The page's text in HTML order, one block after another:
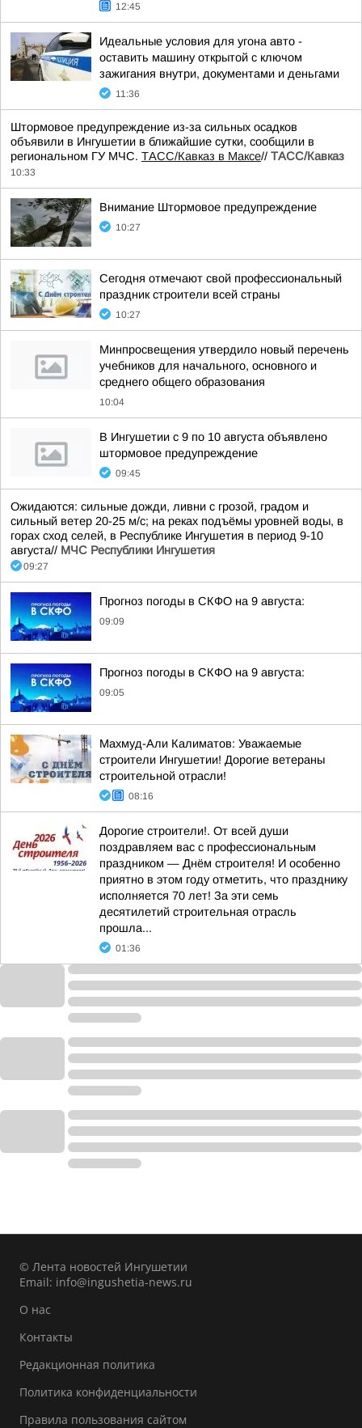
12:45
Идеальные условия для угона авто -
оставить машину открытой с ключом
зажигания внутри, документами и деньгами
11:36
Штормовое предупреждение из-за сильных осадков
объявили в Ингушетии в ближайшие сутки, сообщили в
региональном ГУ МЧС. ТАСС/Кавказ в Максе// ТАСС/Кавказ
10:33
Внимание Штормовое предупреждение
10:27
Сегодня отмечают свой профессиональный
праздник строители всей страны
10:27
Минпросвещения утвердило новый перечень
учебников для начального, основного и
среднего общего образования
10:04
В Ингушетии с 9 по 10 августа объявлено
штормовое предупреждение
09:45
Ожидаются: сильные дожди, ливни с грозой, градом и
сильный ветер 20-25 м/с; на реках подъёмы уровней воды, в
горах сход селей, в Республике Ингушетия в период 9-10
августа// МЧС Республики Ингушетия
09:27
Прогноз погоды в СКФО на 9 августа:
09:09
Прогноз погоды в СКФО на 9 августа:
09:05
Махмуд-Али Калиматов: Уважаемые
строители Ингушетии! Дорогие ветераны
строительной отрасли!
08:16
Дорогие строители!. От всей души
поздравляем вас с профессиональным
праздником — Днём строителя! И особенно
приятно в этом году отметить, что празднику
исполняется 70 лет! За эти семь
десятилетий строительная отрасль
прошла...
01:36
© Лента новостей Ингушетии
Email: info@ingushetia-news.ru
О нас
Контакты
Редакционная политика
Политика конфиденциальности
Правила пользования сайтом